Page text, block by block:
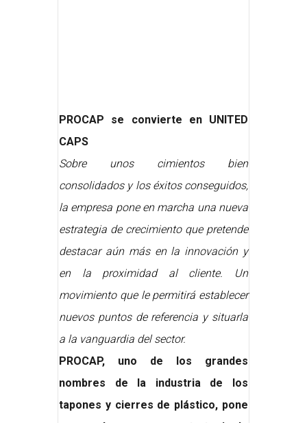
PROCAP se convierte en UNITED
CAPS
Sobre unos cimientos bien
consolidados y los éxitos conseguidos,
la empresa pone en marcha una nueva
estrategia de crecimiento que pretende
destacar aún más en la innovación y
en la proximidad al cliente. Un
movimiento que le permitirá establecer
nuevos puntos de referencia y situarla
a la vanguardia del sector.
PROCAP, uno de los grandes
nombres de la industria de los
tapones y cierres de plástico, pone